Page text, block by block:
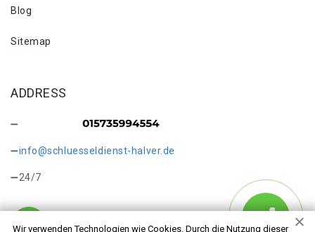
Wir verwenden Technologien wie Cookies. Durch die Nutzung dieser
Blog
Sitemap
ADDRESS
info@schluesseldienst-halver.de
24/7